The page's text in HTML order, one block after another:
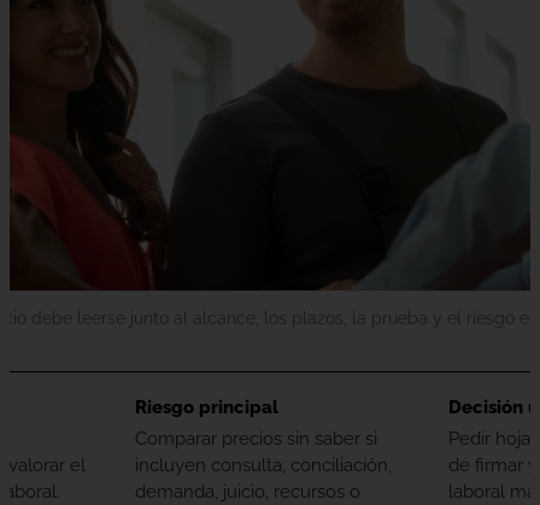
debe leerse junto al alcance, los plazos, la prueba y el riesgo
valorar el
Riesgo principal
Comparar precios sin saber si
incluyen consulta, conciliación,
demanda, juicio, recursos o
Decisión
Pedir hoja
de firmar
laboral